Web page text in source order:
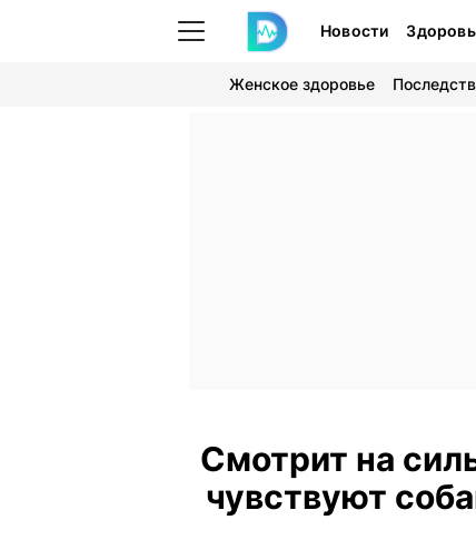
Новости
Женское здоровье
Смотрит на
чувствуют